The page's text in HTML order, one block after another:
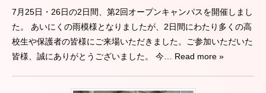
7月25日・26日の2日間、第2回オープンキャンパスを開催しまし
た。 あいにくの雨模様となりましたが、2日間にわたり多くの高
校生や保護者の皆様にご来場いただきました。ご参加いただいた
皆様、誠にありがとうございました。 今 … Read more »